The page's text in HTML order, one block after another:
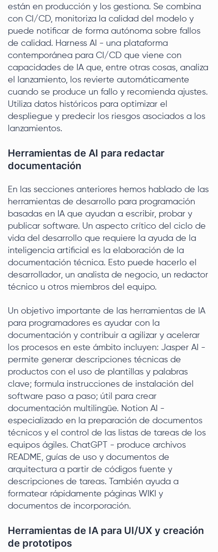
están en producción y los gestiona. Se combina
con CI/CD, monitoriza la calidad del modelo y
puede notificar de forma autónoma sobre fallos
de calidad. Harness AI - una plataforma
contemporánea para CI/CD que viene con
capacidades de IA que, entre otras cosas, analiza
el lanzamiento, los revierte automáticamente
cuando se produce un fallo y recomienda ajustes.
Utiliza datos históricos para optimizar el
despliegue y predecir los riesgos asociados a los
lanzamientos.
Herramientas de AI para redactar
documentación
En las secciones anteriores hemos hablado de las
herramientas de desarrollo para programación
basadas en IA que ayudan a escribir, probar y
publicar software. Un aspecto crítico del ciclo de
vida del desarrollo que requiere la ayuda de la
inteligencia artificial es la elaboración de la
documentación técnica. Esto puede hacerlo el
desarrollador, un analista de negocio, un redactor
técnico u otros miembros del equipo.
Un objetivo importante de las herramientas de IA
para programadores es ayudar con la
documentación y contribuir a agilizar y acelerar
los procesos en este ámbito incluyen: Jasper AI -
permite generar descripciones técnicas de
productos con el uso de plantillas y palabras
clave; formula instrucciones de instalación del
software paso a paso; útil para crear
documentación multilingüe. Notion AI -
especializado en la preparación de documentos
técnicos y el control de las listas de tareas de los
equipos ágiles. ChatGPT - produce archivos
README, guías de uso y documentos de
arquitectura a partir de códigos fuente y
descripciones de tareas. También ayuda a
formatear rápidamente páginas WIKI y
documentos de incorporación.
Herramientas de IA para UI/UX y creación
de prototipos